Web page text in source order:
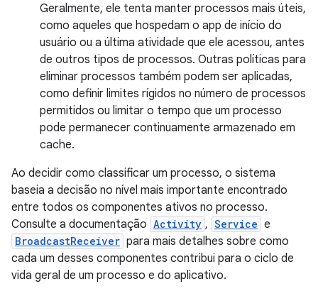
Geralmente, ele tenta manter processos mais úteis,
como aqueles que hospedam o app de início do
usuário ou a última atividade que ele acessou, antes
de outros tipos de processos. Outras políticas para
eliminar processos também podem ser aplicadas,
como definir limites rígidos no número de processos
permitidos ou limitar o tempo que um processo
pode permanecer continuamente armazenado em
cache.
Ao decidir como classificar um processo, o sistema
baseia a decisão no nível mais importante encontrado
entre todos os componentes ativos no processo.
Consulte a documentação Activity , Service e
BroadcastReceiver para mais detalhes sobre como
cada um desses componentes contribui para o ciclo de
vida geral de um processo e do aplicativo.